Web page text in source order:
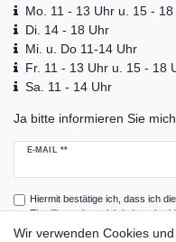
Mo. 11 - 13 Uhr u. 15 - 18
Di. 14 - 18 Uhr
Mi. u. Do 11-14 Uhr
Fr. 11 - 13 Uhr u. 15 - 18
Sa. 11 - 14 Uhr
Ja bitte informieren Sie
E-MAIL **
Newsletter
Hiermit bestätige ich, dass ich die
Einwilligung kann ich jederzeit
Wir verwenden Cookies